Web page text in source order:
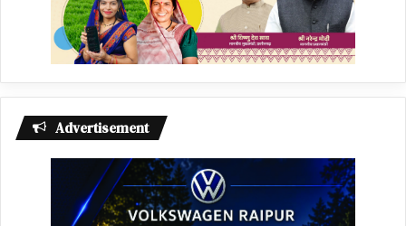
Advertisement